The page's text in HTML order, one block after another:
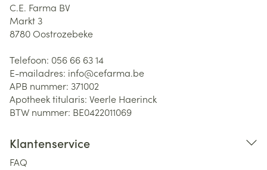
C.E. Farma BV
Markt 3
8780Oostrozebeke
Telefoon: 056 66 63 14
E-mailadres: info@cefarma.be
APB nummer: 371002
Apotheek titularis: Veerle Haerinck
BTW nummer: BE0422011069
Klantenservice
FAQ